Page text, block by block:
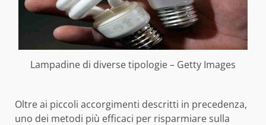
Lampadine di diverse tipologie – Getty Images
Oltre ai piccoli accorgimenti descritti in precedenza,
uno dei metodi più efficaci per risparmiare sulla